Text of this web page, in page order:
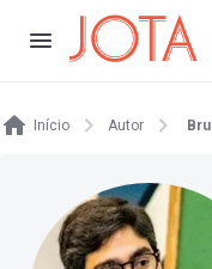
Início Autor